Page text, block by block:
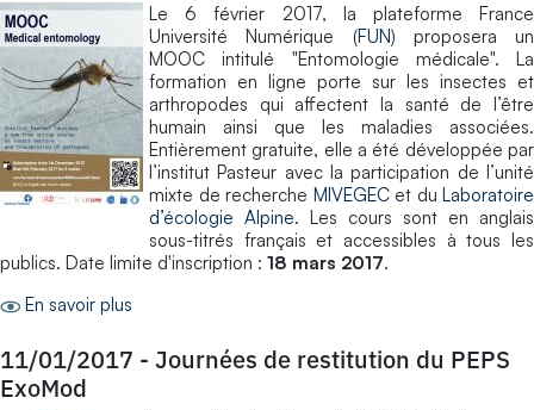
Le 6 février 2017, la plateforme France
Université Numérique (FUN) proposera un
MOOC intitulé "Entomologie médicale". La
formation en ligne porte sur les insectes et
arthropodes qui affectent la santé de l’être
humain ainsi que les maladies associées.
Entièrement gratuite, elle a été développée par
l’institut Pasteur avec la participation de l’unité
mixte de recherche MIVEGECet du Laboratoire
d’écologie Alpine. Les cours sont en anglais
sous-titrés français et accessibles à tous les
publics. Date limite d'inscription : 18 mars 2017.
En savoir plus
11/01/2017 - Journées de restitution du PEPS
ExoMod